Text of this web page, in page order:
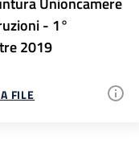
- 1°
2019
FILE